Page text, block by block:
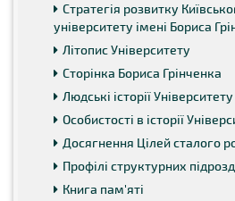
Стратегія розвитку
університету імені Бориса
Літопис Університету
Сторінка Бориса Грінченка
Людські історії
Особистості в історії
Досягнення Цілей сталого
Профілі структурних
Книга пам'яті